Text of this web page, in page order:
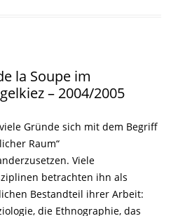
la Soupe im
– 2004/2005
Gründe sich mit dem Begriff
Raum“
Viele
betrachten ihn als
Bestandteil ihrer Arbeit:
die Ethnographie, das